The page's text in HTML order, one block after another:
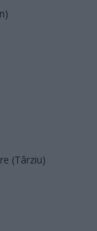
(Târziu)